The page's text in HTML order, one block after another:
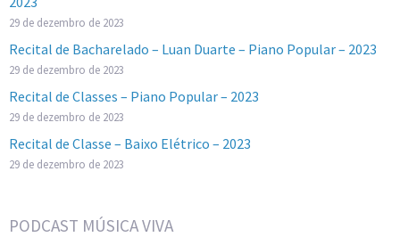
29 de dezembro de 2023
Recital de Bacharelado – Luan Duarte – Piano Popular – 2023
29 de dezembro de 2023
Recital de Classes – Piano Popular – 2023
29 de dezembro de 2023
Recital de Classe – Baixo Elétrico – 2023
29 de dezembro de 2023
PODCAST MÚSICA VIVA